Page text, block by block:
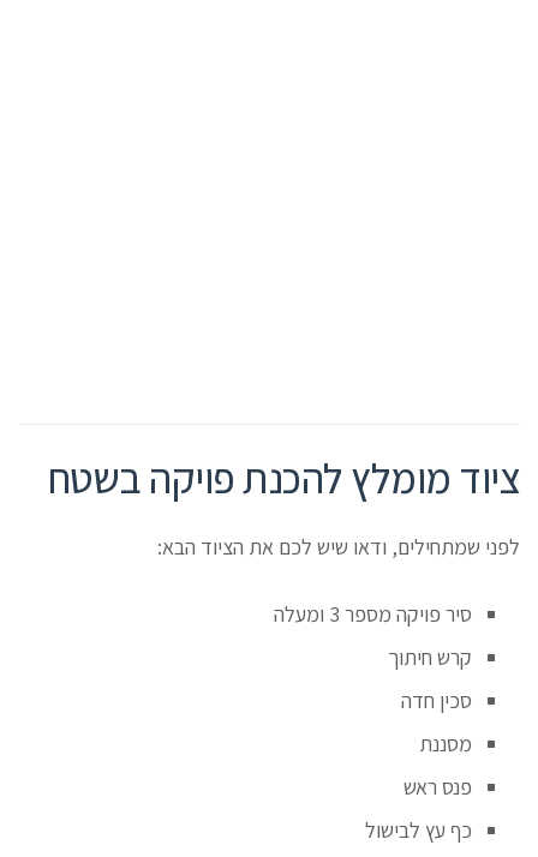
ציוד מומלץ להכנת פויקה בשטח
לפני שמתחילים, ודאו שיש לכם את הציוד הבא:
סיר פויקה מספר 3 ומעלה
קרש חיתוך
סכין חדה
מסננת
פנס ראש
כף עץ לבישול